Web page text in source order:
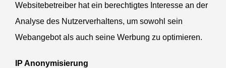
Website­be­treiber hat ein berech­tigtes Interesse an der
Analyse des Nutzer­ver­haltens, um sowohl sein
Weban­gebot als auch seine Werbung zu optimieren.
IP Anony­mi­sierung